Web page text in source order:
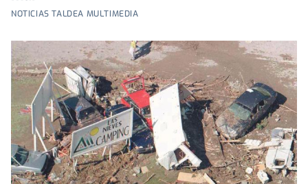
NOTICIAS TALDEA MULTIMEDIA